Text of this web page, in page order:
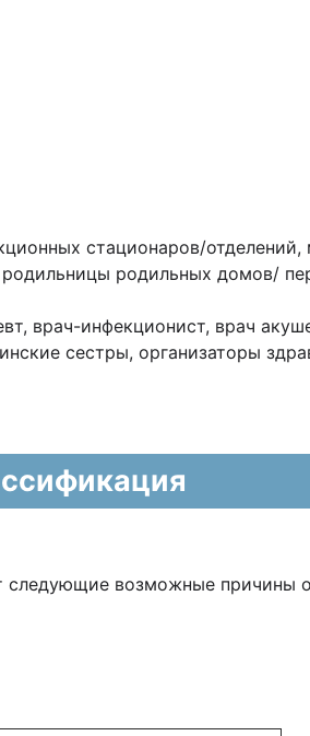
стационаров/
родильных домов/
врач-инфекционист, врач
сестры, организаторы
следующие возможные причины